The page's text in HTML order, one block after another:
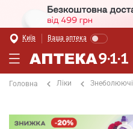
Київ Ваша аптека
Головна Ліки Знеболюючі